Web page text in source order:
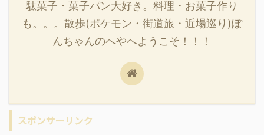
駄菓子・菓子パン大好き。料理・お菓子作り
も。。。散歩(ポケモン・街道旅・近場巡り)ぽ
んちゃんのへやへようこそ！！！
スポンサーリンク